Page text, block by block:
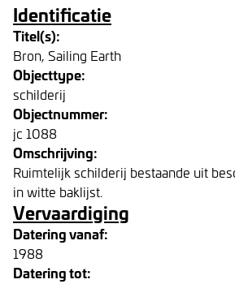
Identificatie
Titel(s):
Bron, Sailing Earth
Objecttype:
schilderij
Objectnummer:
jc 1088
Omschrijving:
Ruimtelijk schilderij bestaande uit
in witte baklijst.
Vervaardiging
Datering vanaf:
1988
Datering tot: